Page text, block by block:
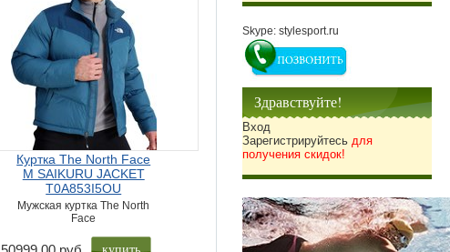
Куртка The North Face
M SAIKURU JACKET
T0A853I5OU
Мужская куртка The North
Face
Skype: stylesport.ru
Здравствуйте!
Вход
Зарегистрируйтесь для
получения скидок!